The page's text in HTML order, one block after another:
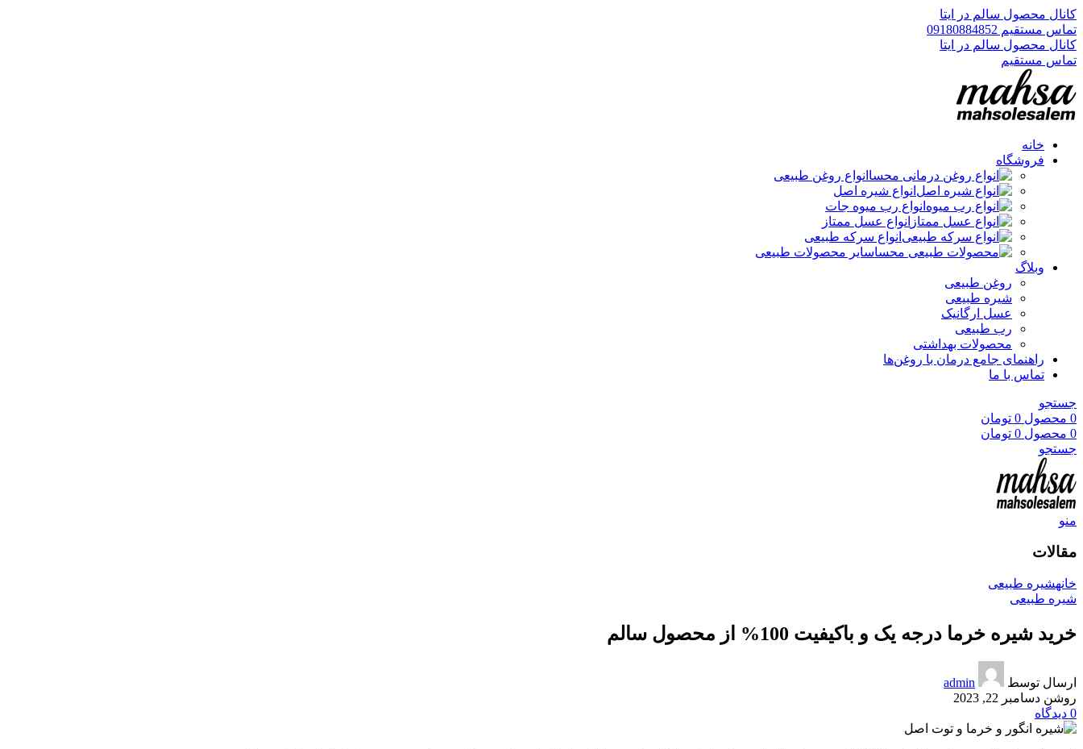
کانال محصول سالم در ایتا
تماس مستقیم 09180884852
کانال محصول سالم در ایتا
تماس مستقیم
خانه
فروشگاه
انواع روغن طبیعی
انواع شیره اصل
انواع رب میوه جات
انواع عسل ممتاز
انواع سرکه طبیعی
سایر محصولات طبیعی
وبلاگ
روغن طبیعی
شیره طبیعی
عسل ارگانیک
رب طبیعی
محصولات بهداشتی
راهنمای جامع درمان با روغن‌ها
تماس با ما
جستجو
0 محصول 0 تومان
0 محصول 0 تومان
جستجو
منو
مقالات
خانهشیره طبیعی
شیره طبیعی
خرید شیره خرما درجه یک و باکیفیت 100% از محصول سالم
ارسال توسط
admin
روشن دسامبر 22, 2023
0 دیدگاه